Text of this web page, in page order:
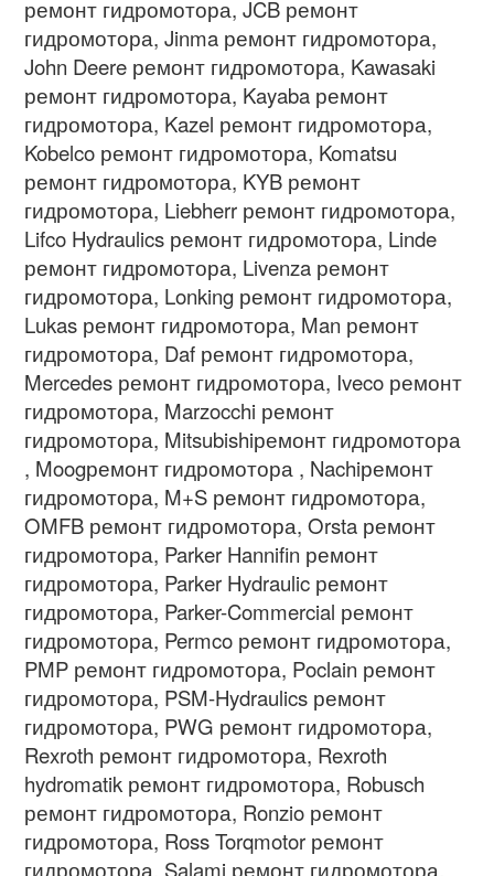
ремонт гидромотора, JCB ремонт
гидромотора, Jinma ремонт гидромотора,
John Deere ремонт гидромотора, Kawasaki
ремонт гидромотора, Kayaba ремонт
гидромотора, Kazel ремонт гидромотора,
Kobelco ремонт гидромотора, Komatsu
ремонт гидромотора, KYB ремонт
гидромотора, Liebherr ремонт гидромотора,
Lifco Hydraulics ремонт гидромотора, Linde
ремонт гидромотора, Livenza ремонт
гидромотора, Lonking ремонт гидромотора,
Lukas ремонт гидромотора, Man ремонт
гидромотора, Daf ремонт гидромотора,
Mercedes ремонт гидромотора, Iveco ремонт
гидромотора, Marzocchi ремонт
гидромотора, Mitsubishiремонт гидромотора
, Moogремонт гидромотора , Nachiремонт
гидромотора, M+S ремонт гидромотора,
OMFB ремонт гидромотора, Orsta ремонт
гидромотора, Parker Hannifin ремонт
гидромотора, Parker Hydraulic ремонт
гидромотора, Parker-Commercial ремонт
гидромотора, Permco ремонт гидромотора,
PMP ремонт гидромотора, Poclain ремонт
гидромотора, PSM-Hydraulics ремонт
гидромотора, PWG ремонт гидромотора,
Rexroth ремонт гидромотора, Rexroth
hydromatik ремонт гидромотора, Robusch
ремонт гидромотора, Ronzio ремонт
гидромотора, Ross Torqmotor ремонт
гидромотора, Salami ремонт гидромотора,